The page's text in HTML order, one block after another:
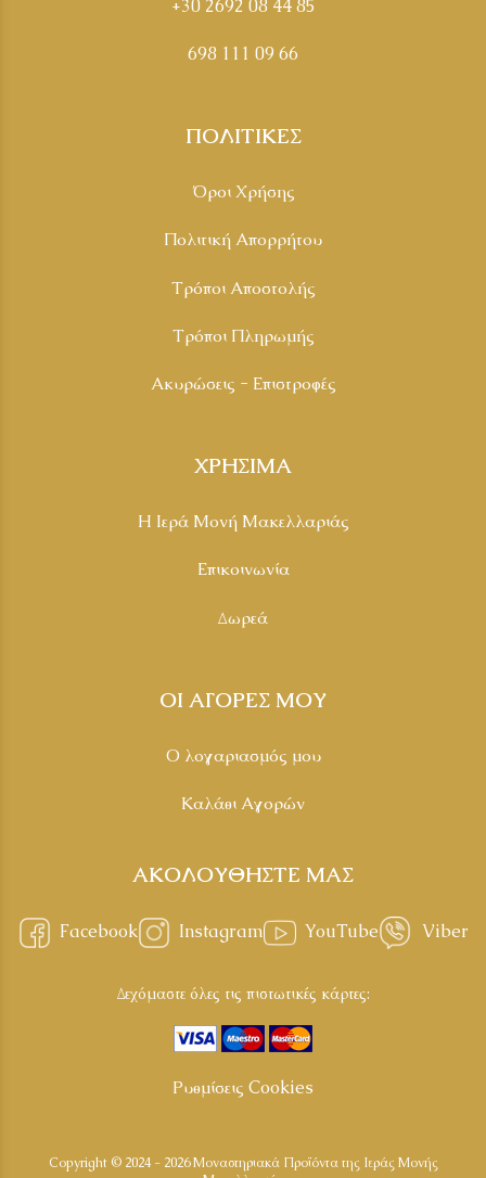
+30 2692 08 44 85
698 111 09 66
ΠΟΛΙΤΙΚΕΣ
Όροι Χρήσης
Πολιτική Απορρήτου
Τρόποι Αποστολής
Τρόποι Πληρωμής
Ακυρώσεις - Επιστροφές
ΧΡΗΣΙΜΑ
Η Ιερά Μονή Μακελλαριάς
Επικοινωνία
Δωρεά
ΟΙ ΑΓΟΡΕΣ ΜΟΥ
Ο λογαριασμός μου
Καλάθι Αγορών
ΑΚΟΛΟΥΘΗΣΤΕ ΜΑΣ
Facebook Instagram YouTube Viber
Δεχόμαστε όλες τις πιστωτικές κάρτες:
Ρυθμίσεις Cookies
Copyright © 2024 - 2026 Μοναστηριακά Προϊόντα της Ιεράς Μονής